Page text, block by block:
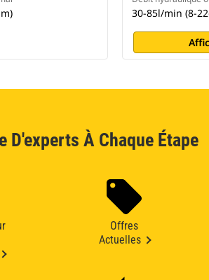
30-85l/min (8-
D'experts À Chaque Étape
Offres
Actuelles